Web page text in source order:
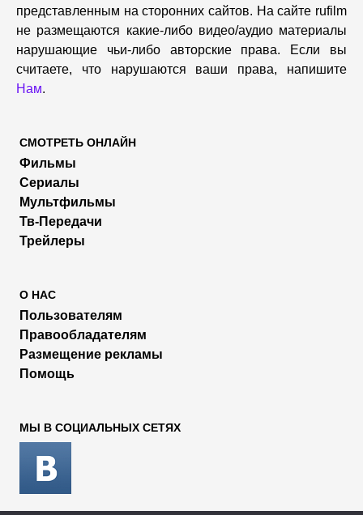
представленным на сторонних сайтов. На сайте rufilm
не размещаются какие-либо видео/аудио материалы
нарушающие чьи-либо авторские права. Если вы
считаете, что нарушаются ваши права, напишите
Нам.
СМОТРЕТЬ ОНЛАЙН
Фильмы
Сериалы
Мультфильмы
Тв-Передачи
Трейлеры
О НАС
Пользователям
Правообладателям
Размещение рекламы
Помощь
МЫ В СОЦИАЛЬНЫХ СЕТЯХ